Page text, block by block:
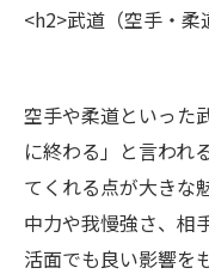
<h2>武道（空手・
空手や柔道といった
に終わる」と言われ
てくれる点が大きな
中力や我慢強さ、相
活面でも良い影響を